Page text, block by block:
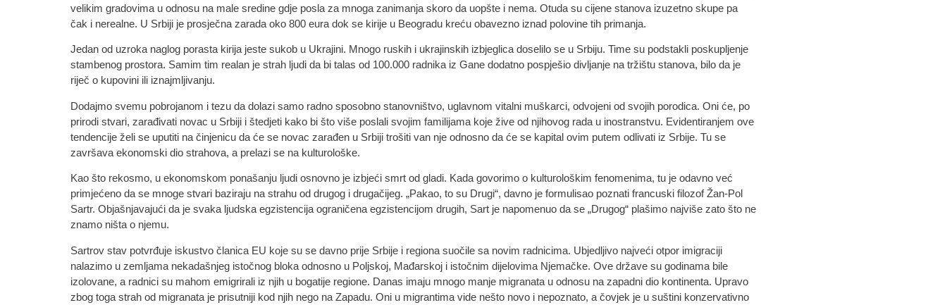
velikim gradovima u odnosu na male sredine gdje posla za mnoga zanimanja skoro da uopšte i nema. Otuda su cijene stanova izuzetno skupe pa
čak i nerealne. U Srbiji je prosječna zarada oko 800 eura dok se kirije u Beogradu kreću obavezno iznad polovine tih primanja.
Jedan od uzroka naglog porasta kirija jeste sukob u Ukrajini. Mnogo ruskih i ukrajinskih izbjeglica doselilo se u Srbiju. Time su podstakli poskupljenje
stambenog prostora. Samim tim realan je strah ljudi da bi talas od 100.000 radnika iz Gane dodatno pospješio divljanje na tržištu stanova, bilo da je
riječ o kupovini ili iznajmljivanju.
Dodajmo svemu pobrojanom i tezu da dolazi samo radno sposobno stanovništvo, uglavnom vitalni muškarci, odvojeni od svojih porodica. Oni će, po
prirodi stvari, zarađivati novac u Srbiji i štedjeti kako bi što više poslali svojim familijama koje žive od njihovog rada u inostranstvu. Evidentiranjem ove
tendencije želi se uputiti na činjenicu da će se novac zarađen u Srbiji trošiti van nje odnosno da će se kapital ovim putem odlivati iz Srbije. Tu se
završava ekonomski dio strahova, a prelazi se na kulturološke.
Kao što rekosmo, u ekonomskom ponašanju ljudi osnovno je izbjeći smrt od gladi. Kada govorimo o kulturološkim fenomenima, tu je odavno već
primjećeno da se mnoge stvari baziraju na strahu od drugog i drugačijeg. „Pakao, to su Drugi“, davno je formulisao poznati francuski filozof Žan-Pol
Sartr. Objašnjavajući da je svaka ljudska egzistencija ograničena egzistencijom drugih, Sart je napomenuo da se „Drugog“ plašimo najviše zato što ne
znamo ništa o njemu.
Sartrov stav potvrđuje iskustvo članica EU koje su se davno prije Srbije i regiona suočile sa novim radnicima. Ubjedljivo najveći otpor imigraciji
nalazimo u zemljama nekadašnjeg istočnog bloka odnosno u Poljskoj, Mađarskoj i istočnim dijelovima Njemačke. Ove države su godinama bile
izolovane, a radnici su mahom emigrirali iz njih u bogatije regione. Danas imaju mnogo manje migranata u odnosu na zapadni dio kontinenta. Upravo
zbog toga strah od migranata je prisutniji kod njih nego na Zapadu. Oni u migrantima vide nešto novo i nepoznato, a čovjek je u suštini konzervativno